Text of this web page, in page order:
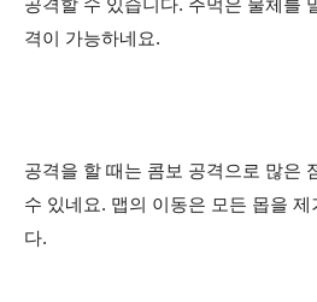
공격할 수 있습니다. 주먹은 물체를
격이 가능하네요.
공격을 할 때는 콤보 공격으로 많은
수 있네요. 맵의 이동은 모든 몹을 제
다.